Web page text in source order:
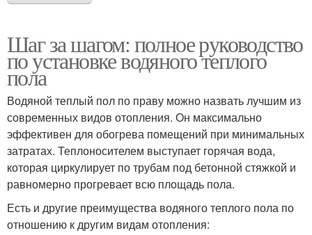
Шаг за шагом: полное руководство
по установке водяного теплого
пола
Водяной теплый пол по праву можно назвать лучшим из
современных видов отопления. Он максимально
эффективен для обогрева помещений при минимальных
затратах. Теплоносителем выступает горячая вода,
которая циркулирует по трубам под бетонной стяжкой и
равномерно прогревает всю площадь пола.
Есть и другие преимущества водяного теплого пола по
отношению к другим видам отопления: